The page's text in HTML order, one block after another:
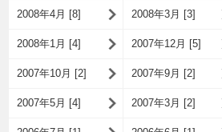
2008年4月 [8] 2008年3月 [3]
2008年1月 [4] 2007年12月 [5]
2007年10月 [2] 2007年9月 [2]
2007年5月 [4] 2007年3月 [2]